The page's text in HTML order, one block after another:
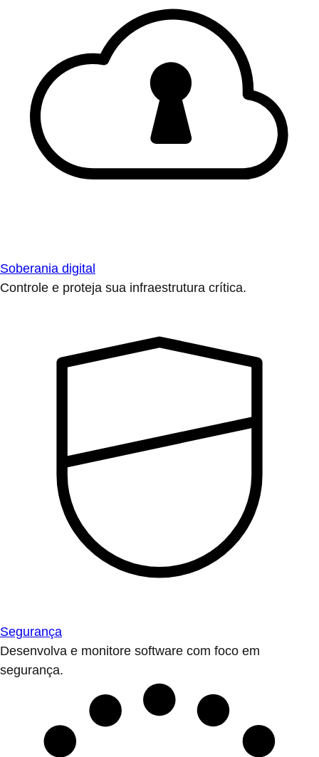
Soberania digital
Controle e proteja sua infraestrutura crítica.
Segurança
Desenvolva e monitore software com foco em
segurança.